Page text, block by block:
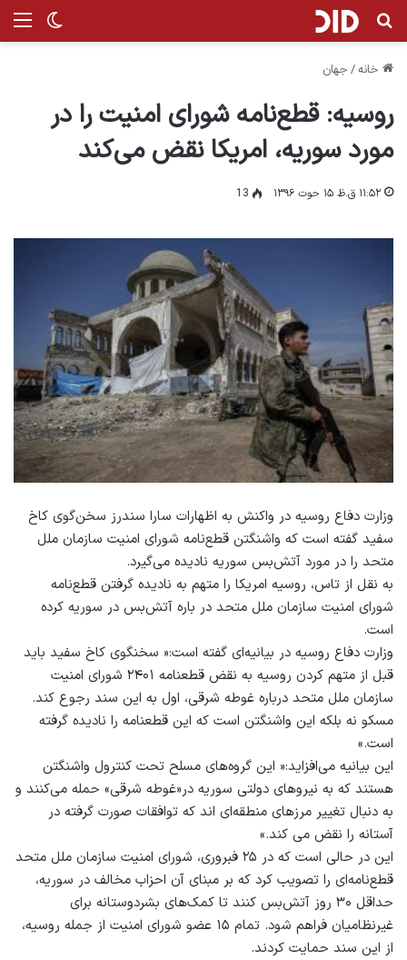
تغییر جستجو برای
خانه/ جهان
روسیه: قطع‌نامه شورای امنیت را در
مورد سوریه، امریکا نقض می‌کند
۱۱:۵۲ ق.ظ ۱۵ حوت ۱۳۹۶ 13
وزارت دفاع روسیه در واکنش به اظهارات سارا سندرز سخن‌گوی کاخ
سفید گفته است که واشنگتن قطع‌نامه شورای امنیت سازمان ملل
متحد را در مورد آتش‌بس سوریه نادیده می‌گیرد.
به نقل از تاس، روسیه امریکا را متهم به نادیده گرفتن قطع‌نامه
شورای امنیت سازمان ملل متحد در باره آتش‌بس در سوریه کرده
است.
وزارت دفاع روسیه در بیانیه‌ای گفته است:« سخنگوی کاخ سفید باید
قبل از متهم کردن روسیه به نقض قطعنامه ۲۴۰۱ شورای امنیت
سازمان ملل متحد درباره غوطه شرقی، اول به این سند رجوع کند.
مسکو نه بلکه این واشنگتن است که این قطعنامه را نادیده گرفته
است.»
این بیانیه می‌افزاید:« این گروه‌های مسلح تحت کنترول واشنگتن
هستند که به نیروهای دولتی سوریه در«غوطه شرقی» حمله می‌کنند و
به دنبال تغییر مرزهای منطقه‌ای اند که توافقات صورت گرفته در
آستانه را نقض می کند.»
این در حالی است که در ۲۵ فبروری، شورای امنیت سازمان ملل متحد
قطع‌نامه‌ای را تصویب کرد که بر مبنای آن احزاب مخالف در سوریه،
حداقل ۳۰ روز آتش‌بس کنند تا کمک‌های بشردوستانه برای
غیرنظامیان فراهم شود. تمام ۱۵ عضو شورای امنیت از جمله روسیه،
از این سند حمایت کردند.